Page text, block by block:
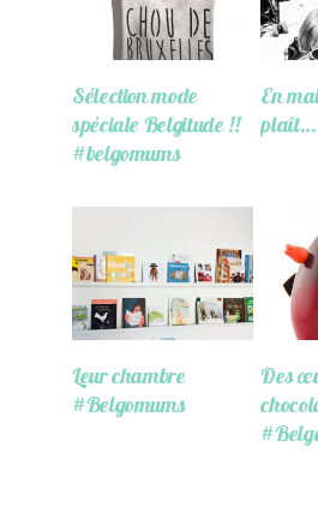
Sélection mode
spéciale Belgitude !!
#belgomums
En
plaît…
Leur chambre
#Belgomums
Des